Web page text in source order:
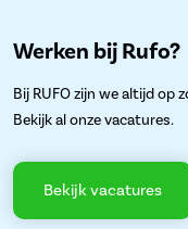
Werken bij Rufo?
Bij RUFO zijn we altijd op
Bekijk al onze vacatures.
Bekijk vacatures